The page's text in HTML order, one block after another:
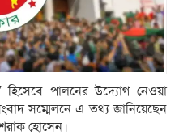
পালনের উদ্যোগ নেওয়া
সম্মেলনে এ তথ্য জানিয়েছেন
হোসেন।